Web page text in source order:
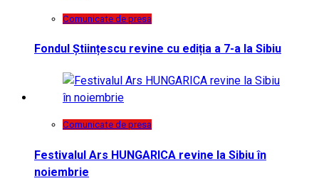
Comunicate de presa
Fondul Științescu revine cu ediția a 7-a la Sibiu
Comunicate de presa
Festivalul Ars HUNGARICA revine la Sibiu în
noiembrie